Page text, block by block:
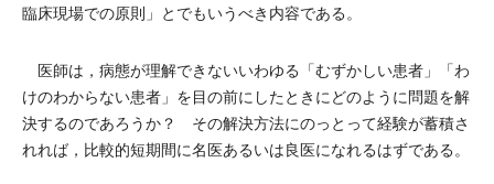
臨床現場での原則」とでもいうべき内容である。
医師は，病態が理解できないいわゆる「むずかしい患者」「わ
けのわからない患者」を目の前にしたときにどのように問題を解
決するのであろうか？ その解決方法にのっとって経験が蓄積さ
れれば，比較的短期間に名医あるいは良医になれるはずである。